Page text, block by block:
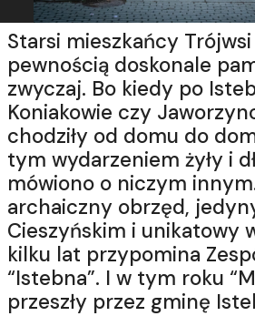
Starsi mieszkańcy
pewnością doskonale
zwyczaj. Bo kiedy po
Koniakowie czy
chodziły od domu do
tym wydarzeniem żyły i
mówiono o niczym
archaiczny obrzęd,
Cieszyńskim i unikatowy
kilku lat przypomina
“Istebna”. I w tym roku
przeszły przez gminę